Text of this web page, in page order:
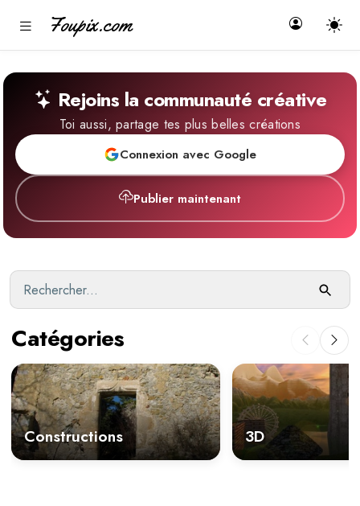
Foupix.com
Rejoins la communauté créative
Toi aussi, partage tes plus belles créations
Connexion avec Google
Publier maintenant
Catégories
Constructions 3D